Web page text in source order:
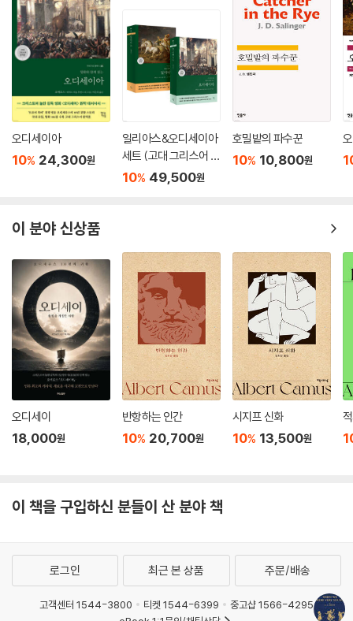
내가 어디로 가는 거지? 잘 모르겠네.
저 아래 개울에 미나리아재비가 자라고
저 아래 언덕에 소나무가 바람에 너울대는데
어딜까, 어딜까, 난 모르겠어.
(……)
만약 네가 새가 되어, 높은 곳에 산다면,
바람이 불면 바람에 기대면서
널 싣고 가는 바람에게 말하겠지.
“그곳이 내가 오늘 가려던 곳이야.”
사람들이 인사하면
난 항상 이렇게 말해요.
“안녕하세요. 저는 잘 지내요. 고맙습니다.”
사람들이 인사하면
난 항상 이렇게 대답해요.
“잘 지내요. 고맙습니다. 안녕하시죠?”
항상 이렇게 대답하고
항상 이렇게 인사해요.
사람들이
공손하게 물어주니까요……
속으로는
안 그러면 곰들이
모두 모퉁이에 숨어 있다가
금을 밟고 다니는 바보들을 잡아먹고는
오디세이아
10% 24,300원
일리아스&오디세이아
세트 (고대 그리스어 완
역본)
10% 49,500원
호밀밭의 파수꾼
10% 10,800원
이 분야 신상품
오디세이
18,000원
반항하는 인간
10% 20,700원
시지프 신화
10% 13,500원
이 책을 구입하신 분들이 산 분야 책
로그인 최근 본 상품 주문/배송
고객센터 1544-3800 티켓 1544-6399
중고샵 1566-4295